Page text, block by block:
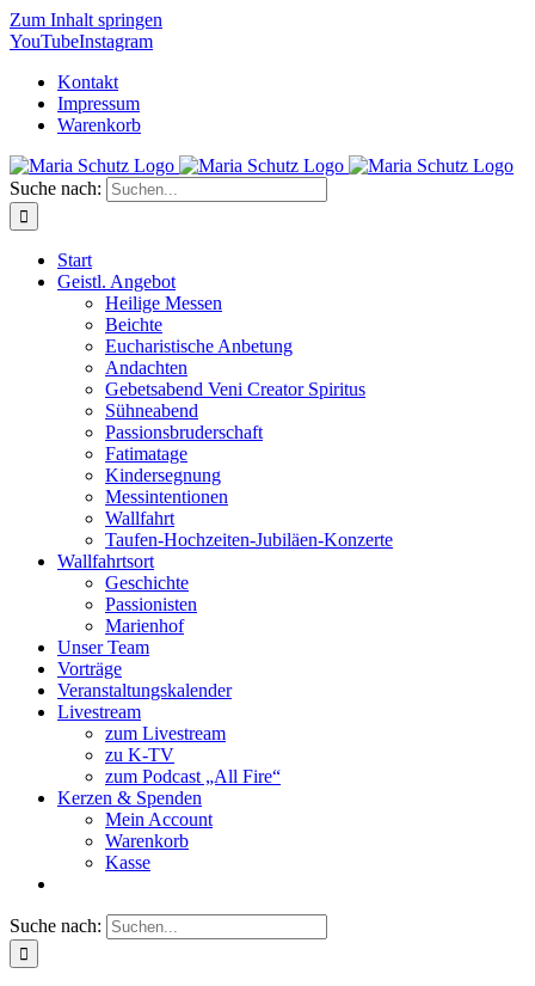
Zum Inhalt springen
YouTubeInstagram
Kontakt
Impressum
Warenkorb
Suche nach:
Start
Geistl. Angebot
Heilige Messen
Beichte
Eucharistische Anbetung
Andachten
Gebetsabend Veni Creator Spiritus
Sühneabend
Passionsbruderschaft
Fatimatage
Kindersegnung
Messintentionen
Wallfahrt
Taufen-Hochzeiten-Jubiläen-Konzerte
Wallfahrtsort
Geschichte
Passionisten
Marienhof
Unser Team
Vorträge
Veranstaltungskalender
Livestream
zum Livestream
zu K-TV
zum Podcast „All Fire“
Kerzen & Spenden
Mein Account
Warenkorb
Kasse
Suche nach: